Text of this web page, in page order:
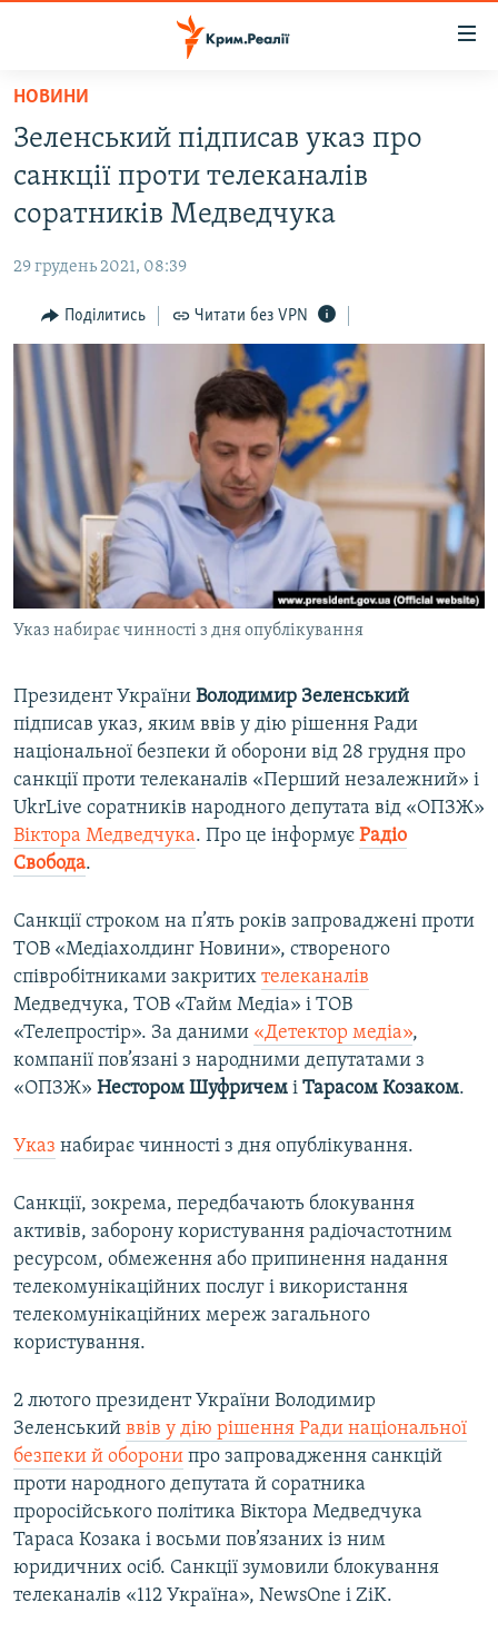
Перейти
основного
матеріалу
до
основної
навігації
Перейти
до
пошуку
ВІДЕО ТА ФОТО
БЛОГИ
ПОГЛЯД
ІНТЕРВ'Ю
ВСЕ ЗА ДЕНЬ
СПЕЦПРОЕКТИ
ДЕПОРТАЦІЯ
ВІДЕОУРОКИ «ELIFBE»
СВІДЧЕННЯ ОКУПАЦІЇ
УКРАЇНСЬКА ПРОБЛЕМА КРИМУ
ІНФОГРАФІКА
ЯК ОБІЙТИ БЛОКУВАННЯ
Русский
Qırımtatar
ДОЛУЧАЙСЯ!
Усі сайти RFE/RL
НОВИНИ
Зеленський підписав указ про
санкції проти телеканалів
соратників Медведчука
29 грудень 2021, 08:39
Поділитись Читати без VPN
Указ набирає чинності з дня опублікування
Президент України Володимир Зеленський
підписав указ, яким ввів у дію рішення Ради
національної безпеки й оборони від 28 грудня про
санкції проти телеканалів «Перший незалежний» і
UkrLive соратників народного депутата від «ОПЗЖ»
Віктора Медведчука. Про це інформує Радіо
Свобода.
Санкції строком на п’ять років запроваджені проти
ТОВ «Медіахолдинг Новини», створеного
співробітниками закритих телеканалів
Медведчука, ТОВ «Тайм Медіа» і ТОВ
«Телепростір». За даними «Детектор медіа»,
компанії пов’язані з народними депутатами з
«ОПЗЖ» Нестором Шуфричем і Тарасом Козаком.
Указ набирає чинності з дня опублікування.
Санкції, зокрема, передбачають блокування
активів, заборону користування радіочастотним
ресурсом, обмеження або припинення надання
телекомунікаційних послуг і використання
телекомунікаційних мереж загального
користування.
2 лютого президент України Володимир
Зеленський ввів у дію рішення Ради національної
безпеки й оборони про запровадження санкцій
проти народного депутата й соратника
проросійського політика Віктора Медведчука
Тараса Козака і восьми пов’язаних із ним
юридичних осіб. Санкції зумовили блокування
телеканалів «112 Україна», NewsOne і ZiK.